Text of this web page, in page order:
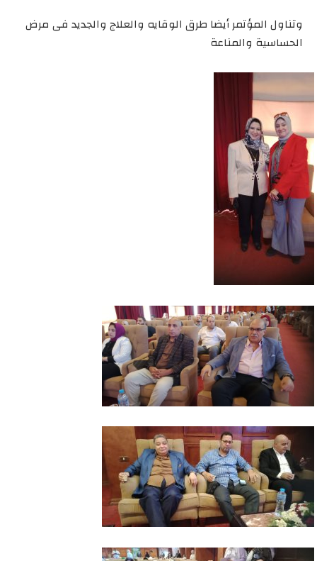
وتناول المؤتمر أيضا طرق الوقايه والعلاج والجديد فى مرض
الحساسية والمناعة